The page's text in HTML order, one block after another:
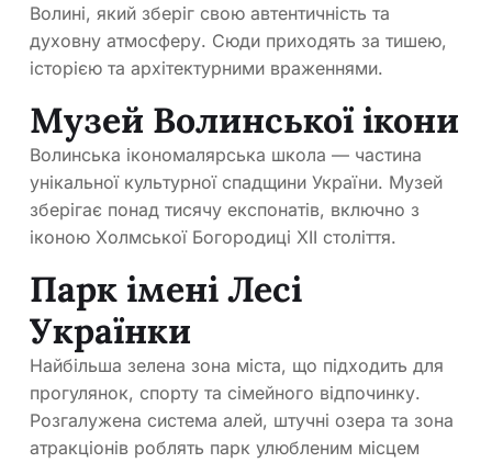
Волині, який зберіг свою автентичність та
духовну атмосферу. Сюди приходять за тишею,
історією та архітектурними враженнями.
Музей Волинської ікони
Волинська ікономалярська школа — частина
унікальної культурної спадщини України. Музей
зберігає понад тисячу експонатів, включно з
іконою Холмської Богородиці XII століття.
Парк імені Лесі
Українки
Найбільша зелена зона міста, що підходить для
прогулянок, спорту та сімейного відпочинку.
Розгалужена система алей, штучні озера та зона
атракціонів роблять парк улюбленим місцем